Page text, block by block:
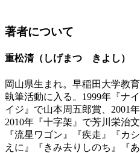
著者について
重松清（しげまつ きよし）
岡山県生まれ。早稲田大学教
執筆活動に入る。1999年『ナ
イジ』で山本周五郎賞、2001
2010年『十字架』で芳川栄治
『流星ワゴン』『疾走』『カ
えに』『きみ去りしのち』『